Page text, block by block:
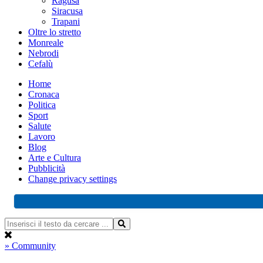
Siracusa
Trapani
Oltre lo stretto
Monreale
Nebrodi
Cefalù
Home
Cronaca
Politica
Sport
Salute
Lavoro
Blog
Arte e Cultura
Pubblicità
Change privacy settings
» Community